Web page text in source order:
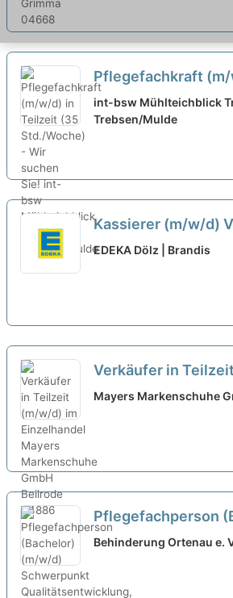
Pflegefachkraft
(35 Std./Woche) -
neu
int-bsw Mühlteichblick
Trebsen/Mulde
Kassierer (m/w/d)
neu
EDEKA Dölz | Brandis
Verkäufer in
Einzelhandel neu
Mayers Markenschuhe
Pflegefachperson
(m/w/d)
Behinderung Ortenau e.